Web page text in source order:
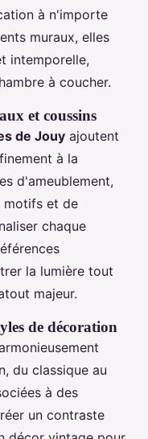
à n'importe
muraux, elles
intemporelle,
à coucher.
et coussins
de Jouy ajoutent
à la
d'ameublement,
motifs et de
chaque
la lumière tout
majeur.
de décoration
du classique au
à des
un contraste